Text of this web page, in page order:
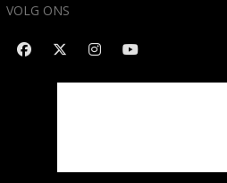
VOLG ONS